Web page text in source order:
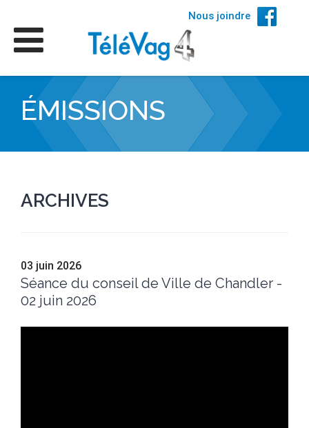
Nous joindre
ÉMISSIONS
ARCHIVES
03 juin 2026
Séance du conseil de Ville de Chandler -
02 juin 2026